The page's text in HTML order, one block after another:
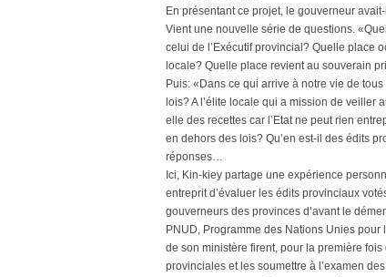
En présentant ce projet, le gouverneur
Vient une nouvelle série de questions.
celui de l’Exécutif provincial? Quelle place
locale? Quelle place revient au souverain
Puis: «Dans ce qui arrive à notre vie de
lois? A l’élite locale qui a mission de
elle des recettes car l’Etat ne peut rien
en dehors des lois? Qu’en est-il des édits
réponses…
Ici, Kin-kiey partage une expérience
entreprit d’évaluer les édits provinciaux
gouverneurs des provinces d’avant le
PNUD, Programme des Nations Unies
de son ministère firent, pour la première
provinciales et les soumettre à l’examen